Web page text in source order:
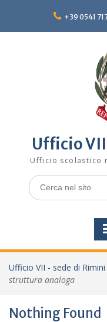
content
+39 0541
Ufficio
Ufficio scolastico
Search
for:
Ufficio VII - sede di Rimini
struttura analoga
Nothing Found